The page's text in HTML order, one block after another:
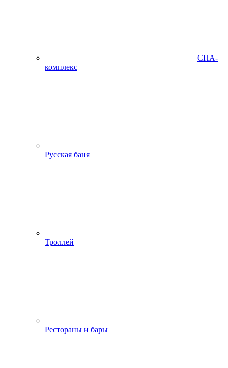
СПА-
комплекс
Русская баня
Троллей
Рестораны и бары